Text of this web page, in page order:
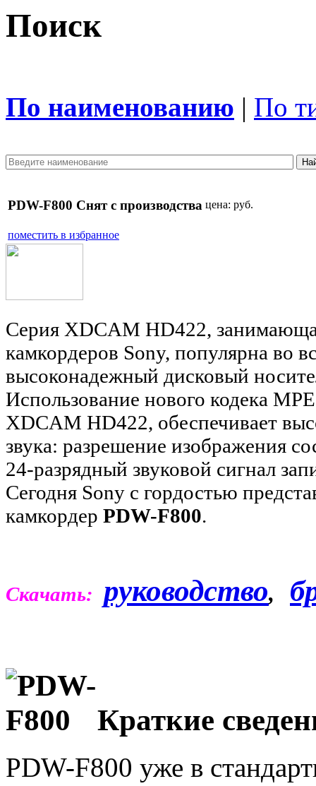
Поиск
По наименованию | По
PDW-F800 Снят с производства цена: руб.
поместить в избранное
Серия XDCAM HD422,
камкордеров Sony, популярна во
высоконадежный дисковый
Использование нового кодека
XDCAM HD422, обеспечивает
звука: разрешение изображения
24-разрядный звуковой сигнал
Сегодня Sony с гордостью
камкордер PDW-F800.
Скачать: руководство,
Краткие
PDW-F800 уже в